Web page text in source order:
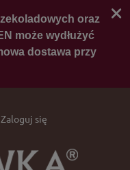
Zaloguj się